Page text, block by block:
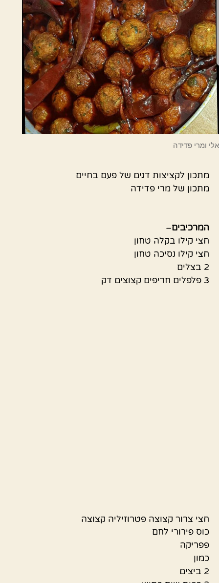
אלי ומרי פדידה
מתכון לקציצות דגים של פעם בחיים
מתכון של מרי פדידה
המרכיבים–
חצי קילו בקלה טחון
חצי קילו נסיכה טחון
2 בצלים
3 פלפלים חריפים קצוצים דק
חצי צרור קצוצה פטרוזיליה קצוצה
כוס פירורי לחם
פפריקה
כמון
2 ביצים